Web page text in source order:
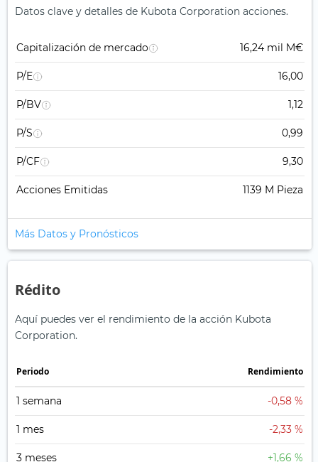
Datos clave y detalles de Kubota Corporation acciones.
Capitalización de mercado 16,24 mil M€
P/E 16,00
P/BV 1,12
P/S 0,99
P/CF 9,30
Acciones Emitidas 1139 M Pieza
Más Datos y Pronósticos
Rédito
Aquí puedes ver el rendimiento de la acción Kubota
Corporation.
Periodo Rendimiento
1 semana -0,58 %
1 mes -2,33 %
3 meses +1,66 %